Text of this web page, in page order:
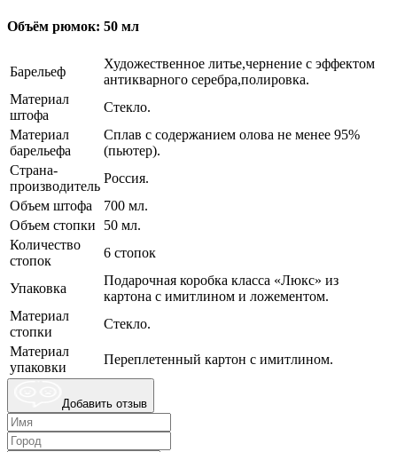
Объём рюмок: 50 мл
Барельеф
Художественное литье,чернение с эффектом
антикварного серебра,полировка.
Материал
штофа
Стекло.
Материал
барельефа
Сплав с содержанием олова не менее 95%
(пьютер).
Страна-
производитель
Россия.
Объем штофа
700 мл.
Объем стопки
50 мл.
Количество
стопок
6 стопок
Упаковка
Подарочная коробка класса «Люкс» из
картона с имитлином и ложементом.
Материал
стопки
Стекло.
Материал
упаковки
Переплетенный картон с имитлином.
Добавить отзыв